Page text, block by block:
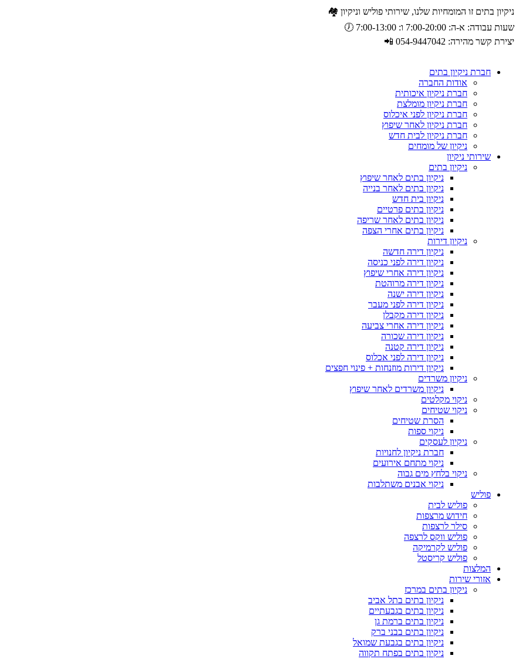
ניקיון בתים זו המומחיות שלנו, שירותי פוליש וניקיון 🏘️
שעות עבודה: א-ה: 7:00-20:00 ו: 7:00-13:00 🕖
יצירת קשר מהירה: 054-9447042 📲
חברת ניקיון בתים
אודות החברה
חברת ניקיון איכותית
חברת ניקיון מומלצת
חברת ניקיון לפני איכלוס
חברת ניקיון לאחר שיפוץ
חברת ניקיון לבית חדש
ניקיון של מומחים
שירותי ניקיון
ניקיון בתים
ניקיון בתים לאחר שיפוץ
ניקיון בתים לאחר בנייה
ניקיון בית חדש
ניקיון בתים פרטיים
ניקיון בתים לאחר שריפה
ניקיון בתים אחרי הצפה
ניקיון דירות
ניקיון דירה חדשה
ניקיון דירה לפני כניסה
ניקיון דירה אחרי שיפוץ
ניקיון דירה מרוהטת
ניקיון דירה ישנה
ניקיון דירה לפני מעבר
ניקיון דירה מקבלן
ניקיון דירה אחרי צביעה
ניקיון דירה שכורה
ניקיון דירה קטנה
ניקיון דירה לפני אכלוס
ניקיון דירות מוזנחות + פינוי חפצים
ניקיון משרדים
ניקיון משרדים לאחר שיפוץ
ניקוי מקלטים
ניקוי שטיחים
הסרת שטיחים
ניקוי ספות
ניקיון לעסקים
חברת ניקיון לחנויות
ניקוי מתחם אירועים
ניקוי בלחץ מים גבוה
ניקוי אבנים משתלבות
פוליש
פוליש לבית
חידוש מרצפות
סילר לרצפות
פוליש ווקס לרצפה
פוליש לקרמיקה
פוליש קריסטל
המלצות
אזורי שירות
ניקיון בתים במרכז
ניקיון בתים בתל אביב
ניקיון בתים בגבעתיים
ניקיון בתים ברמת גן
ניקיון בתים בבני ברק
ניקיון בתים בגבעת שמואל
ניקיון בתים בפתח תקווה